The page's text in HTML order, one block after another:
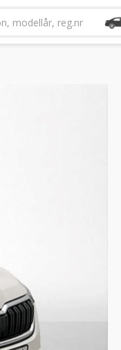
modellår, reg.nr